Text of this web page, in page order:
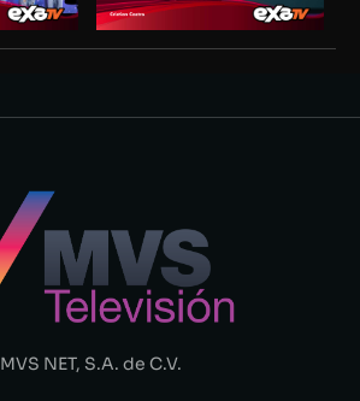
MVS NET, S.A. de C.V.